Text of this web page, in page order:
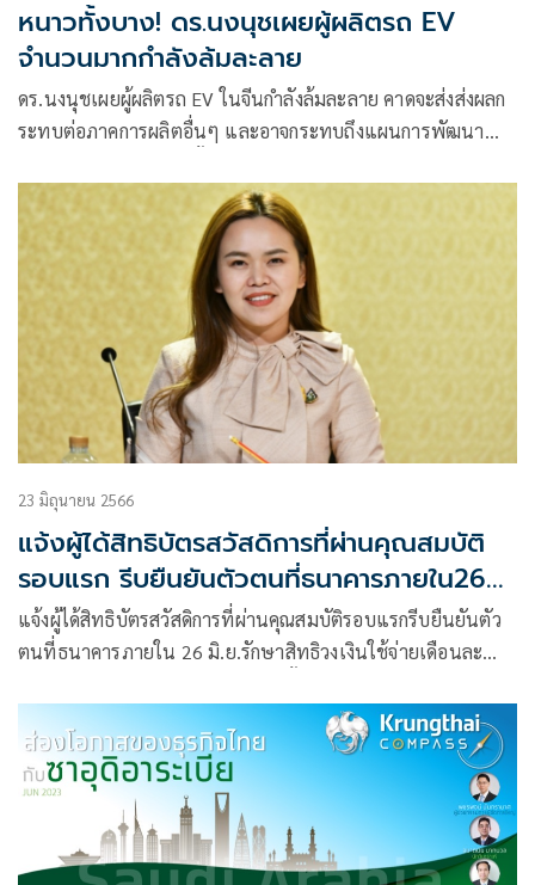
หนาวทั้งบาง! ดร.นงนุชเผยผู้ผลิตรถ EV
จำนวนมากกำลังล้มละลาย
ดร.นงนุชเผยผู้ผลิตรถ EV ในจีนกำลังล้มละลาย คาดจะส่งส่งผลก
ระทบต่อภาคการผลิตอื่นๆ และอาจกระทบถึงแผนการพัฒนา
ฐานการผลิตในไทย
23 มิถุนายน 2566
แจ้งผู้ได้สิทธิบัตรสวัสดิการที่ผ่านคุณสมบัติ
รอบแรก รีบยืนยันตัวตนที่ธนาคารภายใน26
มิ.ย.
แจ้งผู้ได้สิทธิบัตรสวัสดิการที่ผ่านคุณสมบัติรอบแรกรีบยืนยันตัว
ตนที่ธนาคารภายใน 26 มิ.ย.รักษาสิทธิวงเงินใช้จ่ายเดือนละ
ก.ย. ยังรับวงเงินย้อนหลังได้